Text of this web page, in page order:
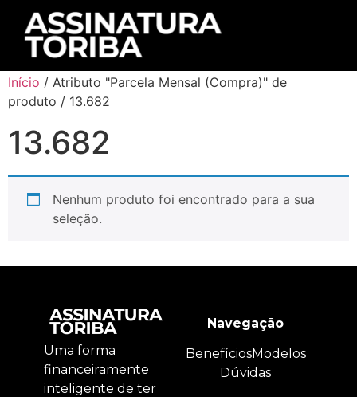
Início / Atributo "Parcela Mensal (Compra)" de
produto / 13.682
13.682
Nenhum produto foi encontrado para a sua
seleção.
Uma forma
financeiramente
inteligente de ter
Navegação
BenefíciosModelos
Dúvidas